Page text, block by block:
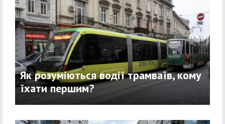
Як розуміються водії трамваїв, кому
їхати першим?